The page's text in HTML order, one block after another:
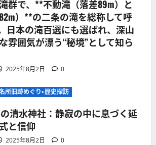
群で、**不動滝（落差89m）と
）**の二条の滝を総称して呼
日本の滝百選にも選ばれ、深山
雰囲気が漂う“秘境”として知ら
2025年8月2日 0
所旧跡めぐり・歴史探訪
清水神社：静寂の中に息づく延
と信仰
2025年8月2日 0